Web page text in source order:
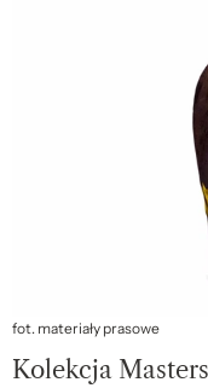
fot. materiały prasowe
Kolekcja